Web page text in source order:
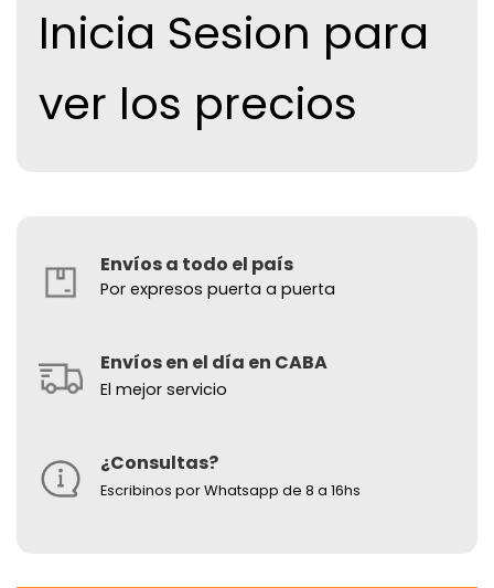
Inicia Sesion para
ver los precios
Envíos a todo el país
Por expresos puerta a puerta
Envíos en el día en CABA
El mejor servicio
¿Consultas?
Escribinos por Whatsapp de 8 a 16hs